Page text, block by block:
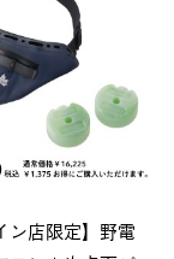
ン店限定】野電